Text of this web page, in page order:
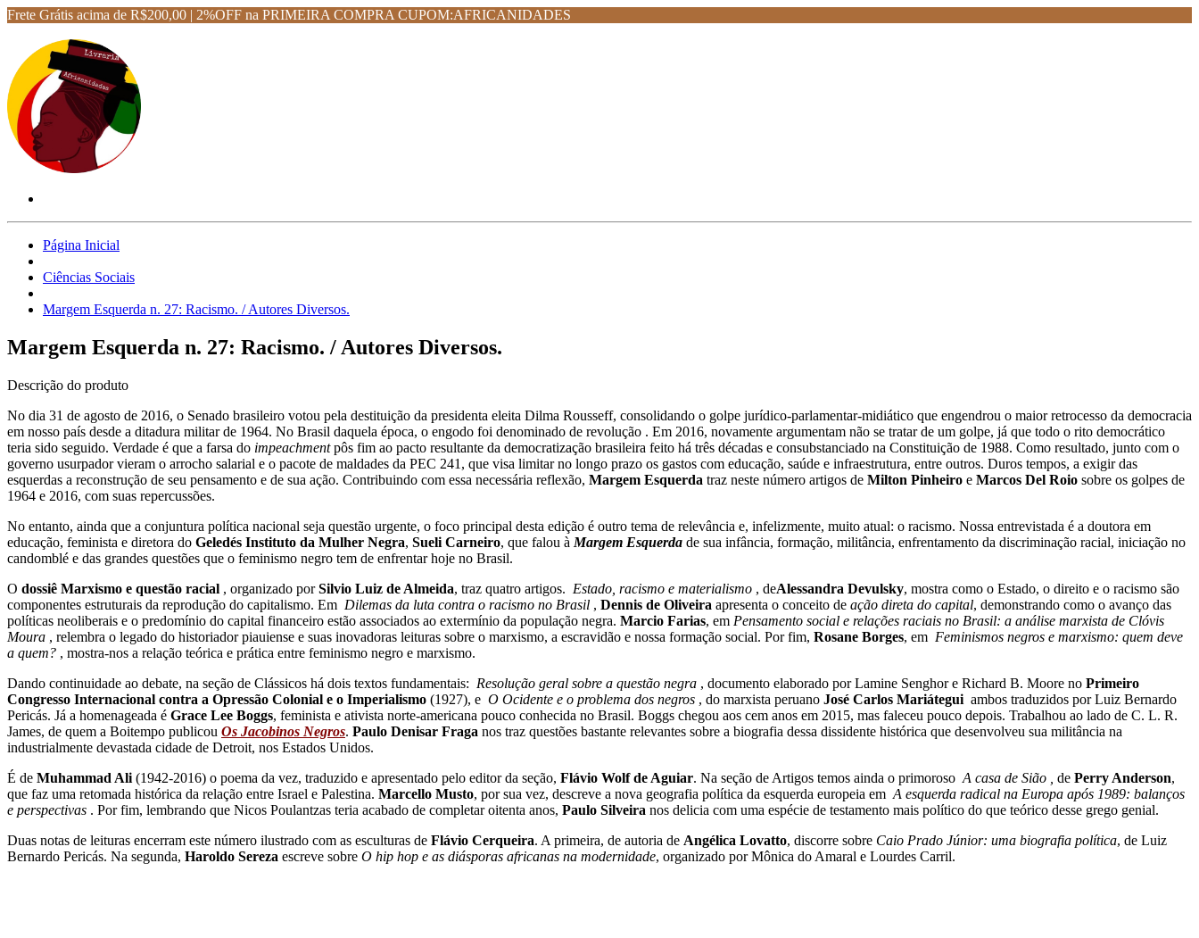
Frete Grátis acima de R$200,00 | 2%OFF na PRIMEIRA COMPRA CUPOM:AFRICANIDADES
Página Inicial
Ciências Sociais
Margem Esquerda n. 27: Racismo. / Autores Diversos.
Margem Esquerda n. 27: Racismo. / Autores Diversos.
Descrição do produto
No dia 31 de agosto de 2016, o Senado brasileiro votou pela destituição da presidenta eleita Dilma Rousseff, consolidando o golpe jurídico-parlamentar-midiático que engendrou o maior retrocesso da democracia
em nosso país desde a ditadura militar de 1964. No Brasil daquela época, o engodo foi denominado de revolução . Em 2016, novamente argumentam não se tratar de um golpe, já que todo o rito democrático
teria sido seguido. Verdade é que a farsa do impeachmentpôs fim ao pacto resultante da democratização brasileira feito há três décadas e consubstanciado na Constituição de 1988. Como resultado, junto com o
governo usurpador vieram o arrocho salarial e o pacote de maldades da PEC 241, que visa limitar no longo prazo os gastos com educação, saúde e infraestrutura, entre outros. Duros tempos, a exigir das
esquerdas a reconstrução de seu pensamento e de sua ação. Contribuindo com essa necessária reflexão, Margem Esquerda traz neste número artigos de Milton Pinheiro e Marcos Del Roio sobre os golpes de
1964 e 2016, com suas repercussões.
No entanto, ainda que a conjuntura política nacional seja questão urgente, o foco principal desta edição é outro tema de relevância e, infelizmente, muito atual: o racismo. Nossa entrevistada é a doutora em
educação, feminista e diretora do Geledés Instituto da Mulher Negra, Sueli Carneiro, que falou à Margem Esquerda de sua infância, formação, militância, enfrentamento da discriminação racial, iniciação no
candomblé e das grandes questões que o feminismo negro tem de enfrentar hoje no Brasil.
O dossiê Marxismo e questão racial , organizado porSilvio Luiz de Almeida, traz quatro artigos. Estado, racismo e materialismo , deAlessandra Devulsky, mostra como o Estado, o direito e o racismo são
componentes estruturais da reprodução do capitalismo. Em Dilemas da luta contra o racismo no Brasil , Dennis de Oliveira apresenta o conceito de ação direta do capital, demonstrando como o avanço das
políticas neoliberais e o predomínio do capital financeiro estão associados ao extermínio da população negra. Marcio Farias, em Pensamento social e relações raciais no Brasil: a análise marxista de Clóvis
Moura , relembra o legado do historiador piauiense e suas inovadoras leituras sobre o marxismo, a escravidão e nossa formação social. Por fim, Rosane Borges, em Feminismos negros e marxismo: quem deve
a quem? , mostra-nos a relação teórica e prática entre feminismo negro e marxismo.
Dando continuidade ao debate, na seção de Clássicos há dois textos fundamentais: Resolução geral sobre a questão negra , documento elaborado por Lamine Senghor e Richard B. Moore no Primeiro
Congresso Internacional contra a Opressão Colonial e o Imperialismo (1927), e O Ocidente e o problema dos negros , do marxista peruano José Carlos Mariátegui ambos traduzidos por Luiz Bernardo
Pericás. Já a homenageada é Grace Lee Boggs, feminista e ativista norte-americana pouco conhecida no Brasil. Boggs chegou aos cem anos em 2015, mas faleceu pouco depois. Trabalhou ao lado de C. L. R.
James, de quem a Boitempo publicou Os Jacobinos Negros. Paulo Denisar Fraga nos traz questões bastante relevantes sobre a biografia dessa dissidente histórica que desenvolveu sua militância na
industrialmente devastada cidade de Detroit, nos Estados Unidos.
É de Muhammad Ali (1942-2016) o poema da vez, traduzido e apresentado pelo editor da seção, Flávio Wolf de Aguiar. Na seção de Artigos temos ainda o primoroso A casa de Sião , de Perry Anderson,
que faz uma retomada histórica da relação entre Israel e Palestina. Marcello Musto, por sua vez, descreve a nova geografia política da esquerda europeia em A esquerda radical na Europa após 1989: balanços
e perspectivas . Por fim, lembrando que Nicos Poulantzas teria acabado de completar oitenta anos, Paulo Silveira nos delicia com uma espécie de testamento mais político do que teórico desse grego genial.
Duas notas de leituras encerram este número ilustrado com as esculturas de Flávio Cerqueira. A primeira, de autoria de Angélica Lovatto, discorre sobre Caio Prado Júnior: uma biografia política, de Luiz
Bernardo Pericás. Na segunda, Haroldo Sereza escreve sobre O hip hop e as diásporas africanas na modernidade, organizado por Mônica do Amaral e Lourdes Carril.